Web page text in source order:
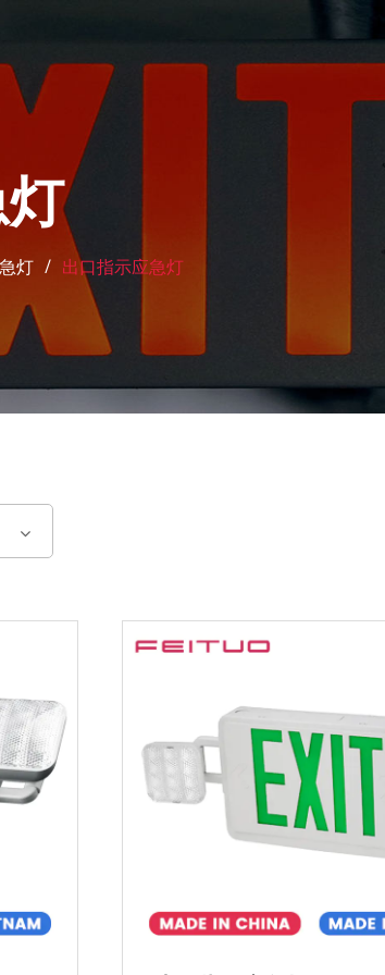
灯 / 出口指示应急灯